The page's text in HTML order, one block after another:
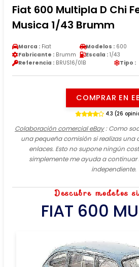
Fiat 600 Multipla D Chi
Musica 1/43 Brumm
Marca : Fiat Modelos : 600
Fabricante : Brumm Escala : 1/43
Referencia : BRUS16/01B Tipo :
COMPRAR EN
4.3 (26
Colaboración comercial eBay: Como
una pequeña comisión si realizas una
enlaces. Esto no supone ningún
simplemente me ayuda a
independiente.
Descubre modelos
FIAT 600